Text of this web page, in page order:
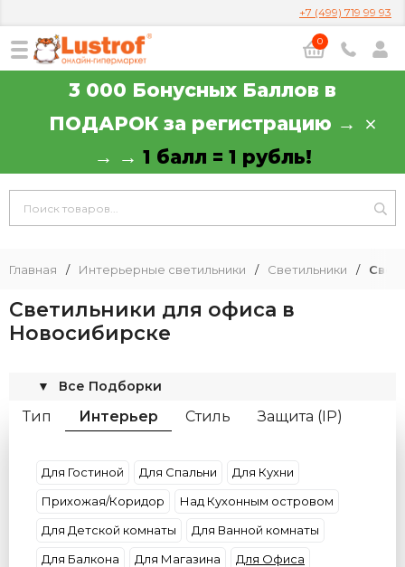
+7 (499) 719 99 93
0
3 000 Бонусных Баллов в
ПОДАРОК за регистрацию →
→ → 1 балл = 1 рубль!
Главная / Интерьерные светильники / Светильники /
Светильники для офиса в
Новосибирске
Все Подборки
▼
Тип Интерьер Стиль
Защита (IP)
Потолки
Цоколь
Материал плафона
Размер
Бренд
Для Гостиной Для Спальни
Для Кухни
Прихожая/Коридор
Над Кухонным островом
Для Детской комнаты
Для Ванной комнаты
Для Балкона
Для Магазина
Для Офиса